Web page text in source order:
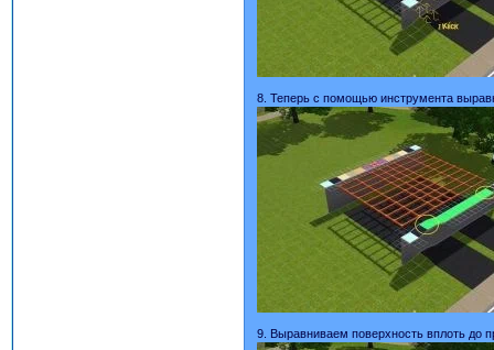
8. Теперь с помощью инструмента
9. Выравниваем поверхность вплоть до